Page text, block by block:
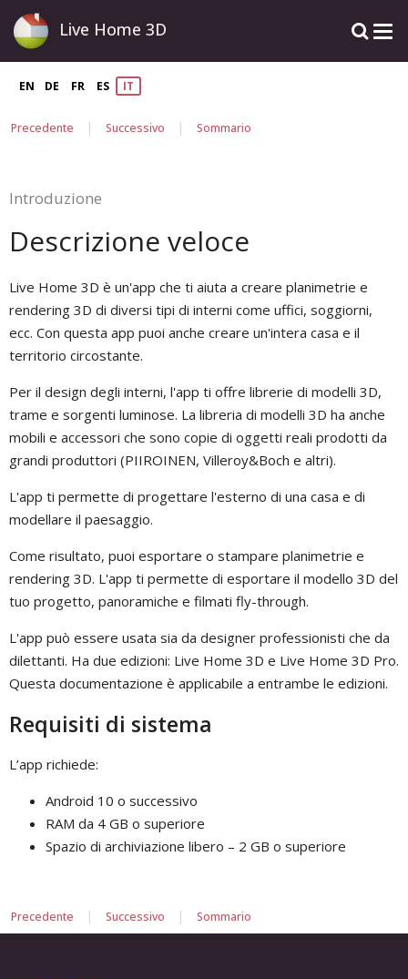
Live Home 3D
EN DE FR ES IT
Precedente | Successivo | Sommario
Introduzione
Descrizione veloce
Live Home 3D è un'app che ti aiuta a creare planimetrie e
rendering 3D di diversi tipi di interni come uffici, soggiorni,
ecc. Con questa app puoi anche creare un'intera casa e il
territorio circostante.
Per il design degli interni, l'app ti offre librerie di modelli 3D,
trame e sorgenti luminose. La libreria di modelli 3D ha anche
mobili e accessori che sono copie di oggetti reali prodotti da
grandi produttori (PIIROINEN, Villeroy&Boch e altri).
L'app ti permette di progettare l'esterno di una casa e di
modellare il paesaggio.
Come risultato, puoi esportare o stampare planimetrie e
rendering 3D. L'app ti permette di esportare il modello 3D del
tuo progetto, panoramiche e filmati fly-through.
L'app può essere usata sia da designer professionisti che da
dilettanti. Ha due edizioni: Live Home 3D e Live Home 3D Pro.
Questa documentazione è applicabile a entrambe le edizioni.
Requisiti di sistema
L’app richiede:
Android 10 o successivo
RAM da 4 GB o superiore
Spazio di archiviazione libero ­– 2 GB o superiore
Precedente | Successivo | Sommario